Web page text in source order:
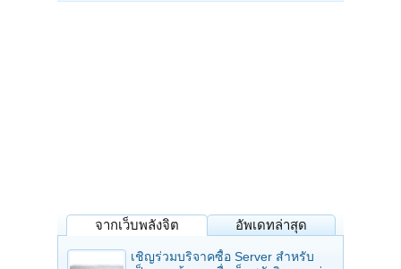
จากเว็บพลังจิต อัพเดทล่าสุด
เชิญร่วมบริจาคซื้อ Server สำหรับ